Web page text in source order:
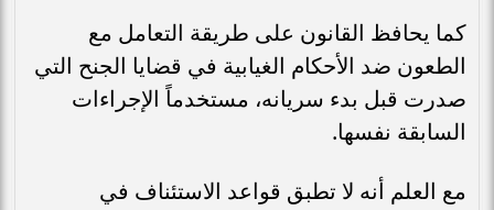
كما يحافظ القانون على طريقة التعامل مع
الطعون ضد الأحكام الغيابية في قضايا الجنح التي
صدرت قبل بدء سريانه، مستخدماً الإجراءات
السابقة نفسها.
مع العلم أنه لا تطبق قواعد الاستئناف في